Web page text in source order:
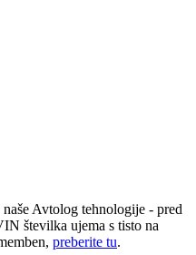
Avtolog tehnologije - pred
številka ujema s tisto na
preberite tu.